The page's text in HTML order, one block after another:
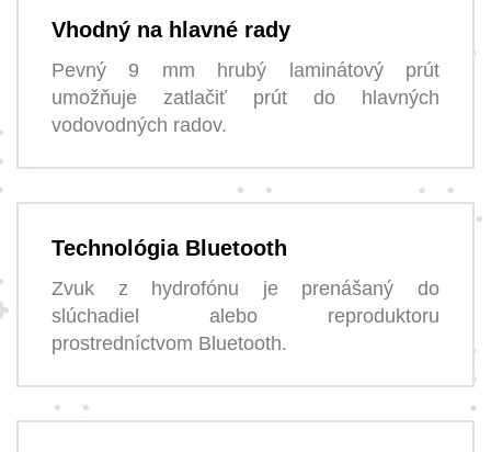
Vhodný na hlavné rady
Pevný 9 mm hrubý laminátový prút
umožňuje zatlačiť prút do hlavných
vodovodných radov.
Technológia Bluetooth
Zvuk z hydrofónu je prenášaný do
slúchadiel alebo reproduktoru
prostredníctvom Bluetooth.